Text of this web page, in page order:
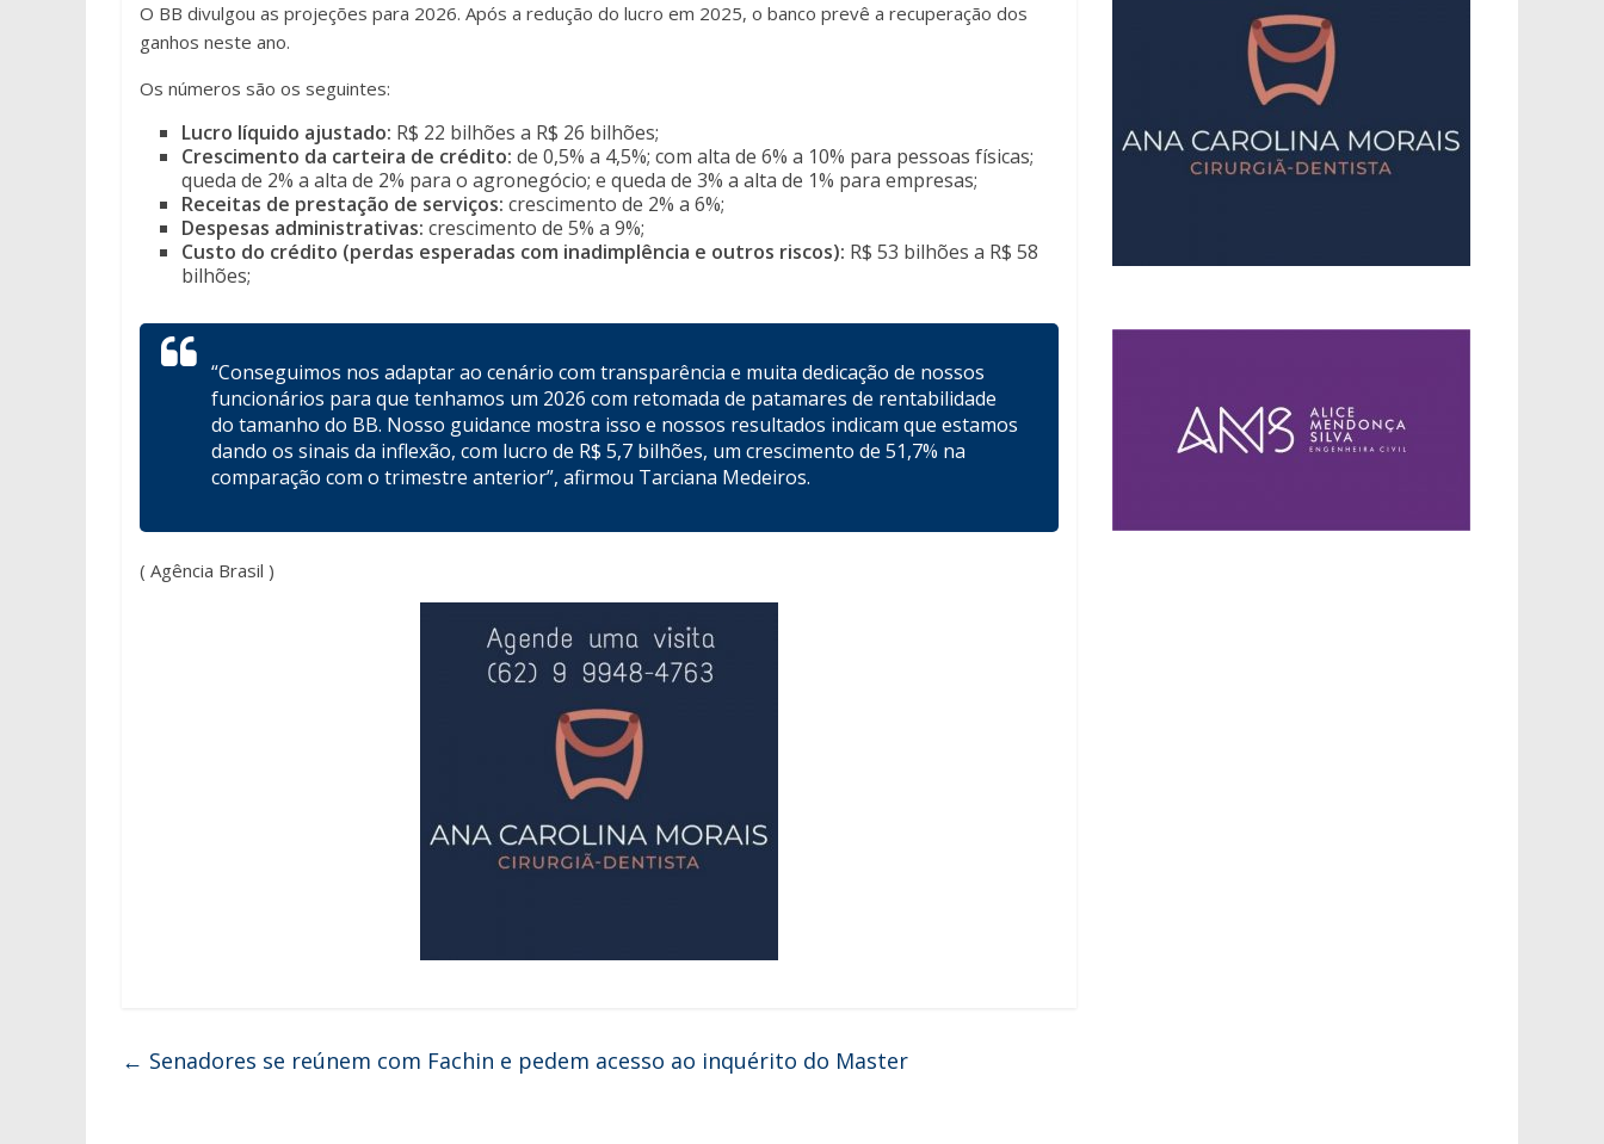
O BB divulgou as projeções para 2026. Após a redução do lucro em 2025, o banco prevê a recuperação dos
ganhos neste ano.
Os números são os seguintes:
Lucro líquido ajustado: R$ 22 bilhões a R$ 26 bilhões;
Crescimento da carteira de crédito: de 0,5% a 4,5%; com alta de 6% a 10% para pessoas físicas;
queda de 2% a alta de 2% para o agronegócio; e queda de 3% a alta de 1% para empresas;
Receitas de prestação de serviços: crescimento de 2% a 6%;
Despesas administrativas: crescimento de 5% a 9%;
Custo do crédito (perdas esperadas com inadimplência e outros riscos): R$ 53 bilhões a R$ 58
bilhões;
“Conseguimos nos adaptar ao cenário com transparência e muita dedicação de nossos
funcionários para que tenhamos um 2026 com retomada de patamares de rentabilidade
do tamanho do BB. Nosso guidance mostra isso e nossos resultados indicam que estamos
dando os sinais da inflexão, com lucro de R$ 5,7 bilhões, um crescimento de 51,7% na
comparação com o trimestre anterior”, afirmou Tarciana Medeiros.
( Agência Brasil )
← Senadores se reúnem com Fachin e pedem acesso ao inquérito do Master